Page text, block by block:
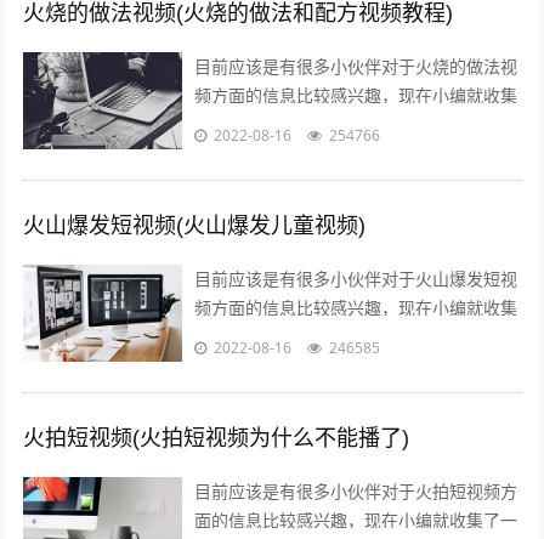
火烧的做法视频(火烧的做法和配方视频教程)
目前应该是有很多小伙伴对于火烧的做法视
频方面的信息比较感兴趣，现在小编就收集
了一些与火烧的做法和配方视频教程相关的
2022-08-16 254766
火山爆发短视频(火山爆发儿童视频)
目前应该是有很多小伙伴对于火山爆发短视
频方面的信息比较感兴趣，现在小编就收集
了一些与火山爆发儿童视频相关的信息来分
2022-08-16 246585
火拍短视频(火拍短视频为什么不能播了)
目前应该是有很多小伙伴对于火拍短视频方
面的信息比较感兴趣，现在小编就收集了一